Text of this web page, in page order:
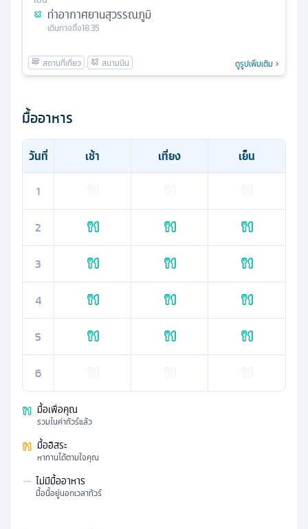
ท่าอากาศยานสุวรรณภูมิ
เดินทางถึง18.35
ดูรูปเพิ่มเติม
มื้ออาหาร
วันที่ เช้า เที่ยง
เย็น
1
2
3
4
5
6
มื้อเพื่อคุณ
รวมในค่าทัวร์แล้ว
มื้ออิสระ
หาทานได้ตามใจคุณ
— ไม่มีมื้ออาหาร
มื้อนี้อยู่นอกเวลาทัวร์